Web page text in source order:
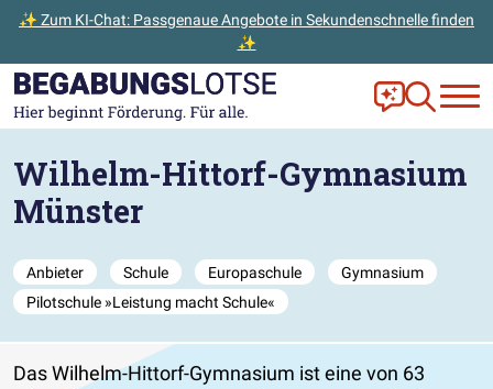
✨ Zum KI-Chat: Passgenaue Angebote in Sekundenschnelle finden
✨
Zum Hauptinhalt der Seite springen
Zur Startseite gehen Frag Ella!
Zur
Wilhelm-Hittorf-Gymnasium
Münster
Anbieter Schule Europaschule
Gymnasium
Pilotschule »Leistung macht Schule«
Das Wilhelm-Hittorf-Gymnasium ist eine von 63